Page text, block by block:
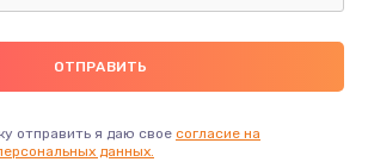
отправить я даю свое согласие на
данных.